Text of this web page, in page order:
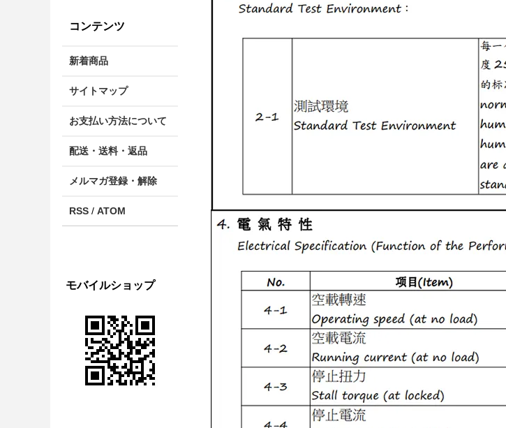
コンテンツ
新着商品
サイトマップ
お支払い方法について
配送・送料・返品
メルマガ登録・解除
RSS / ATOM
モバイルショップ